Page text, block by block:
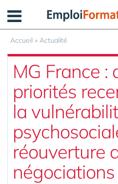
Accueil » Actualité
MG France :
priorités
la
réouverture